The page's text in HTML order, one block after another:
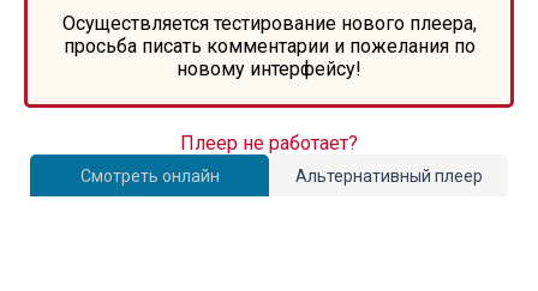
Осуществляется тестирование нового плеера,
просьба писать комментарии и пожелания по
новому интерфейсу!
Смотреть онлайн Альтернативный плеер
Плеер не работает?